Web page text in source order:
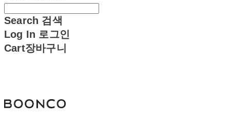
Search 검색
Log In 로그인
Cart장바구니